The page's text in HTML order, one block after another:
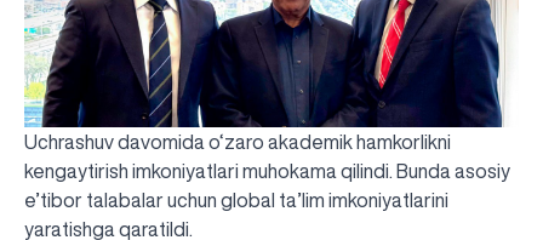
Uchrashuv davomida o‘zaro akademik hamkorlikni
kengaytirish imkoniyatlari muhokama qilindi. Bunda asosiy
e’tibor talabalar uchun global ta’lim imkoniyatlarini
yaratishga qaratildi.